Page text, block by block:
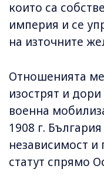
които са
империя и сe
на източните
Отношенията
изострят и
военна
1908 г.
независимост и
статут спрямо